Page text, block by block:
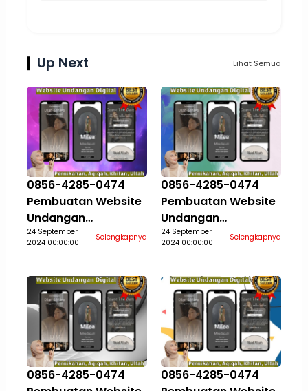
Up Next Lihat Semua
0856-4285-0474
Pembuatan Website
Undangan
Pernikahan Aqiqah
24 September
2024 00:00:00
Selengkapnya
0856-4285-0474
Pembuatan Website
Undangan
Pernikahan Aqiqah
24 September
2024 00:00:00
Selengkapnya
0856-4285-0474
0856-4285-0474